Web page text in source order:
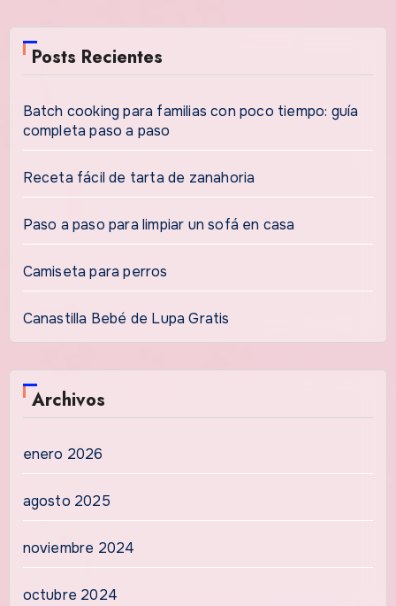
Posts Recientes
Batch cooking para familias con poco tiempo: guía
completa paso a paso
Receta fácil de tarta de zanahoria
Paso a paso para limpiar un sofá en casa
Camiseta para perros
Canastilla Bebé de Lupa Gratis
Archivos
enero 2026
agosto 2025
noviembre 2024
octubre 2024